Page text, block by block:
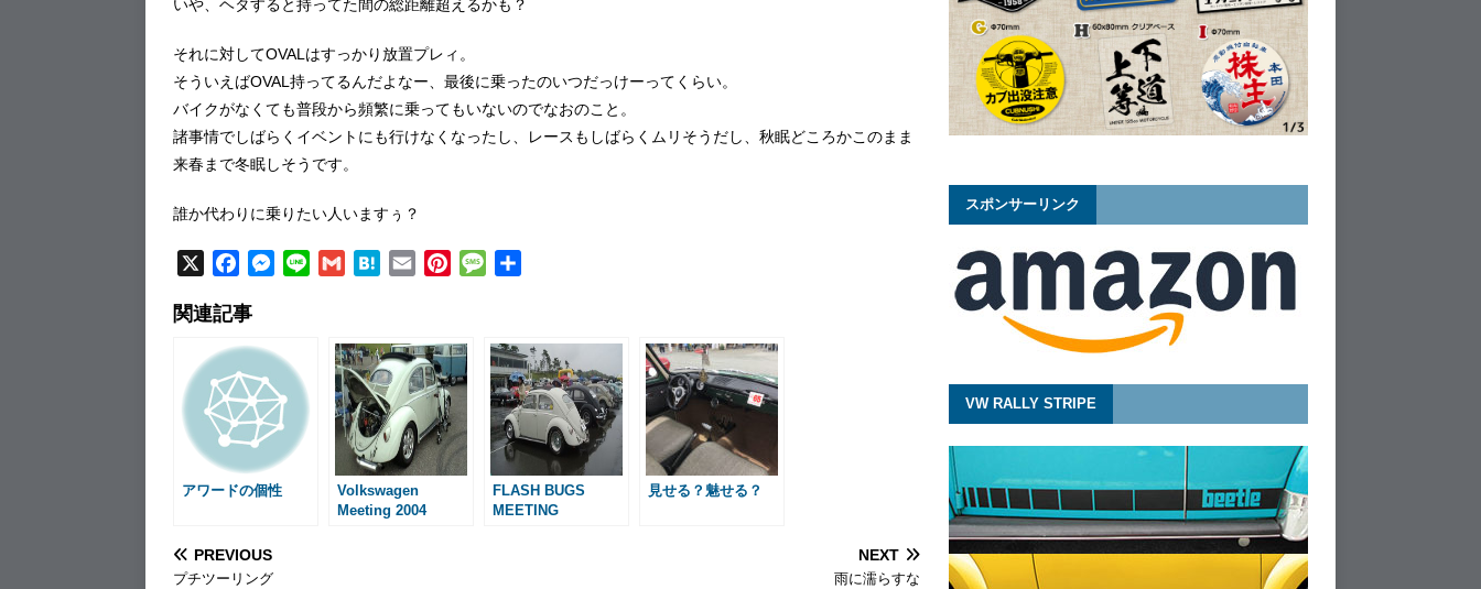
いや、ヘタすると持ってた間の総距離超えるかも？
それに対してOVALはすっかり放置プレィ。
そういえばOVAL持ってるんだよなー、最後に乗ったのいつだっけーってくらい。
バイクがなくても普段から頻繁に乗ってもいないのでなおのこと。
諸事情でしばらくイベントにも行けなくなったし、レースもしばらくムリそうだし、秋眠どころかこのまま
来春まで冬眠しそうです。
誰か代わりに乗りたい人いますぅ？
c
e
b
o
o
k
M
e
n
g
i
l
H
e
n
a
i
l
P
t
e
s
t
s
a
g
e
関連記事
アワードの個性
Volkswagen
Meeting 2004
FLASH BUGS
MEETING
見せる？魅せる？
PREVIOUS
プチツーリング
NEXT
雨に濡らすな
スポンサーリンク
VW RALLY STRIPE